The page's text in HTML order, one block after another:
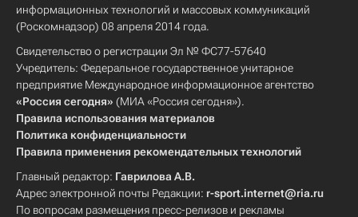
информационных технологий и массовых коммуникаций
(Роскомнадзор) 08 апреля 2014 года.
Свидетельство о регистрации Эл № ФС77-57640
Учредитель: Федеральное государственное унитарное
предприятие Международное информационное агентство
«Россия сегодня» (МИА «Россия сегодня»).
Правила использования материалов
Политика конфиденциальности
Правила применения рекомендательных технологий
Главный редактор: Гаврилова А.В.
Адрес электронной почты Редакции: r-sport.internet@ria.ru
По вопросам размещения пресс-релизов и рекламы